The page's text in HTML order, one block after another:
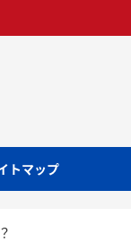
トマップ